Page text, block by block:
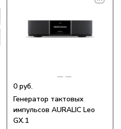
0 руб.
Генератор тактовых
импульсов AURALIC Leo
GX.1